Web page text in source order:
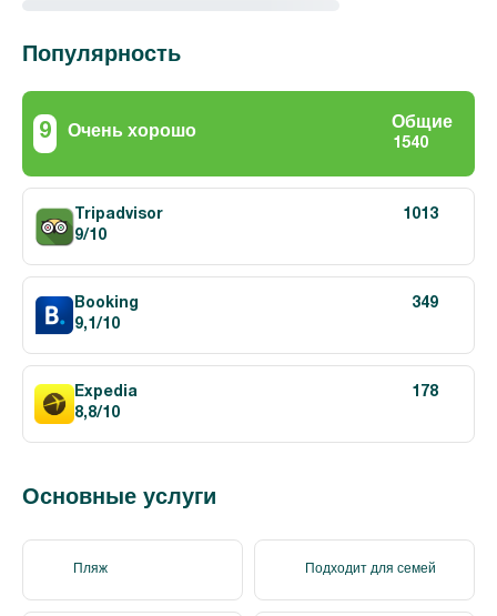
Популярность
9 Очень хорошо
Общие
1540
Tripadvisor
9/10
1013
Booking
9,1/10
349
Expedia
8,8/10
178
Основные услуги
Пляж Подходит для семей